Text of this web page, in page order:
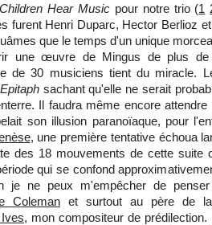
Hear Musicpour notre trio (1
furent Henri Duparc, Hector Berlioz
que le temps d'un unique
une œuvre de Mingus de plus
de 30 musiciens tient du miracle.
Epitaphsachant qu'elle ne serait
Il faudra même encore
son illusion paranoïaque, pour
, une première tentative échoua
des 18 mouvements de cette suite
qui se confond
je ne peux m'empêcher de
Coleman et surtout au père de la
, mon compositeur de